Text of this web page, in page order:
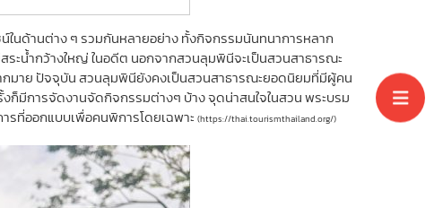
ในด้านต่าง ๆ รวมกันหลายอย่าง ทั้งกิจกรรมนันทนาการหลาก
ะน้ำกว้างใหญ่ ในอดีต นอกจากสวนลุมพินีจะเป็นสวนสาธารณะ
มาย ปัจจุบัน สวนลุมพินียังคงเป็นสวนสาธารณะยอดนิยมที่มีผู้คน
ก็มีการจัดงานจัดกิจกรรมต่างๆ บ้าง จุดน่าสนใจในสวน พระบรม
ที่ออกแบบเพื่อคนพิการโดยเฉพาะ (https://thai.tourismthailand.org/)